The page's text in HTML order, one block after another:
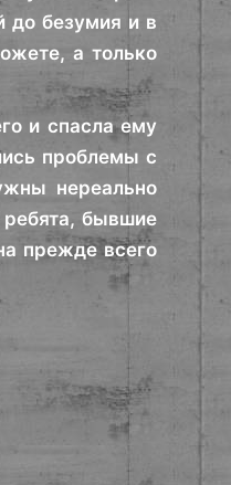
до безумия и в
а только
и спасла ему
проблемы с
нереально
бывшие
прежде всего